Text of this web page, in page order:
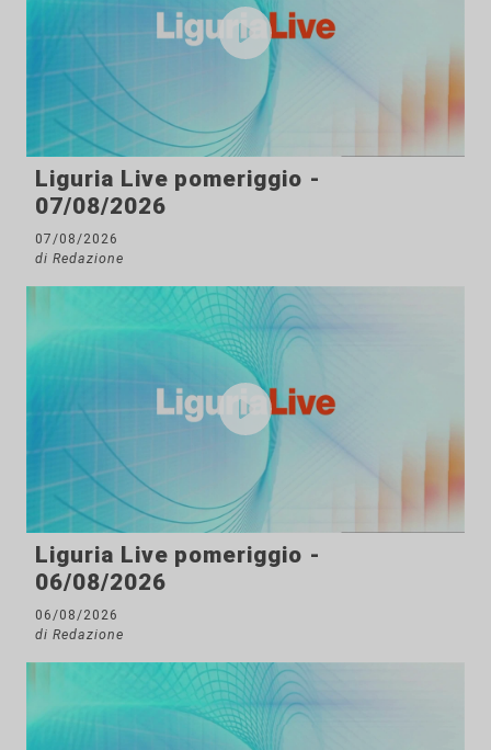
Liguria Live pomeriggio -
07/08/2026
07/08/2026
di Redazione
Liguria Live pomeriggio -
06/08/2026
06/08/2026
di Redazione